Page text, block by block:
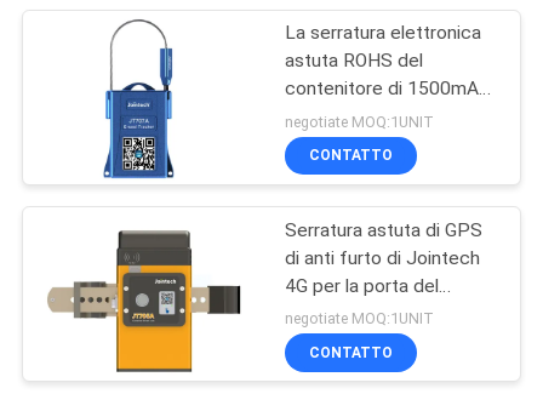
catena del freddo
inseguitore di GPS
del contenitore
La serratura elettronica
astuta ROHS del
contenitore di 1500mAh
GPS ha approvato
negotiate MOQ:1UNIT
CONTATTO
Serratura astuta di GPS
di anti furto di Jointech
4G per la porta del
container
negotiate MOQ:1UNIT
CONTATTO